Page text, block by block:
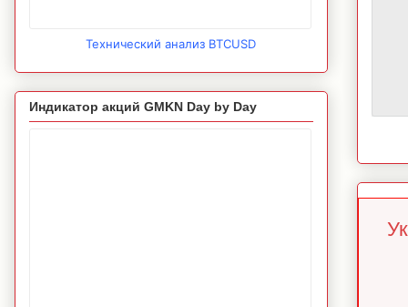
Технический анализ BTCUSD
Индикатор акций GMKN Day by Day